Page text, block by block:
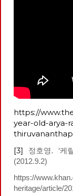
https://
year-old-arya-
[3]
정호영. ‘케
(2012.9.2)
https://
heritage/article/